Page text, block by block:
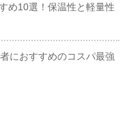
め10選！保温性と軽量性
におすすめのコスパ最強